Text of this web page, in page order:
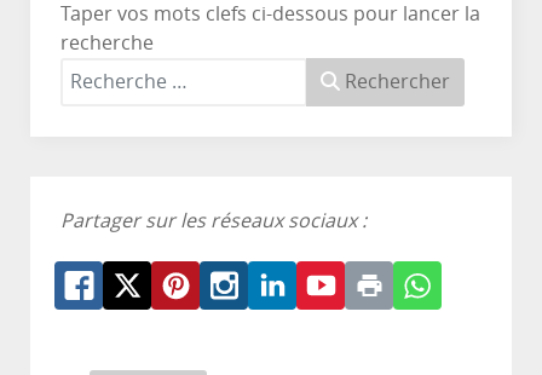
Taper vos mots clefs ci-dessous pour lancer la
recherche
Rechercher
Partager sur les réseaux sociaux :